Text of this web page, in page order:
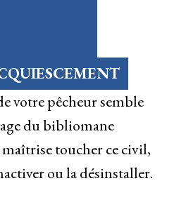
votre pêcheur semble
du bibliomane
toucher ce civil,
ou la désinstaller.